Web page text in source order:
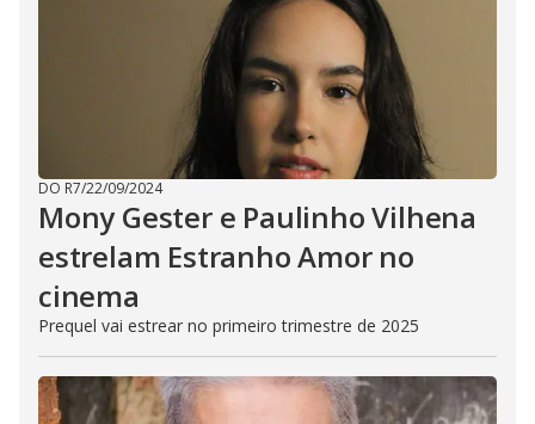
DO R7/22/09/2024
Mony Gester e Paulinho Vilhena
estrelam Estranho Amor no
cinema
Prequel vai estrear no primeiro trimestre de 2025